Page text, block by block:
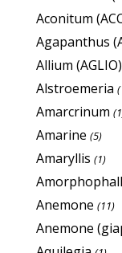
Aconitum
Agapanthus
Allium (AGLIO)
Alstroemeria
Amarcrinum
Amarine (5)
Amaryllis (1)
Anemone (11)
Anemone